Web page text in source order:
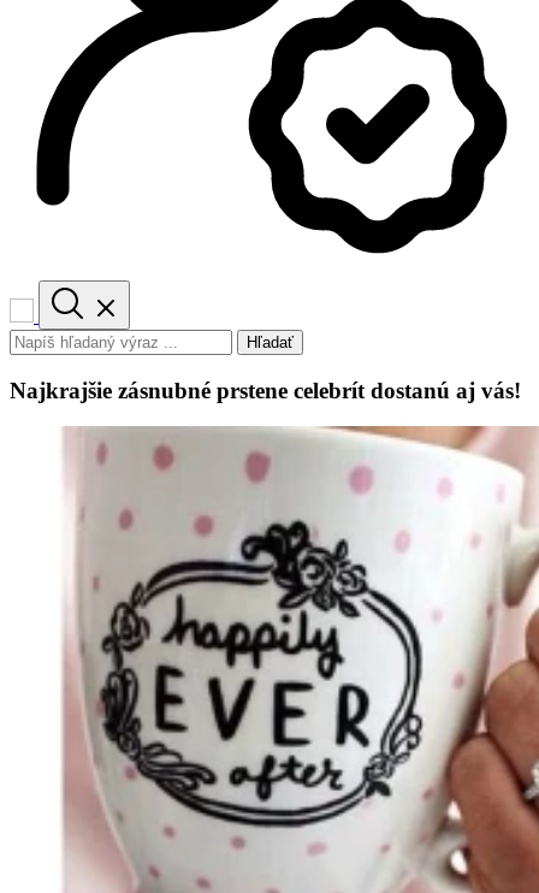
Hľadať
Najkrajšie zásnubné prstene celebrít dostanú aj vás!